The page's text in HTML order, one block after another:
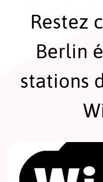
Restez
Berlin
stations